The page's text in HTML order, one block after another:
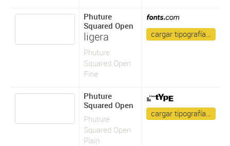
Phuture
Squared Open
ligera
Phuture
Squared Open
Fine
cargar tipografía…
Phuture
Squared Open
Phuture
Squared Open
Plain
cargar tipografía…